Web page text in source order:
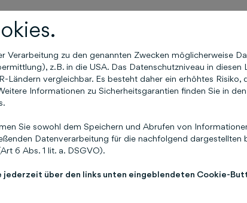
Konferenz für betriebliche Mobilität richtet
Mobilität befassen. Das Konzept ist
gibt, die sämtliche Aspekte der betrieblichen
Plenum für Keynotes, verschiedenen
sowie eine Abendveranstaltung zum
Verarbeitung zu den genannten Zwecken möglicherweise
z.B. in die USA. Das Datenschutzniveau in diesen
vergleichbar. Es besteht daher ein erhöhtes Risiko,
Informationen zu Sicherheitsgarantien finden Sie in den
Sie sowohl dem Speichern und Abrufen von
Datenverarbeitung für die nachfolgend dargestellten
6 Abs. 1 lit. a. DSGVO).
jederzeit über den links unten eingeblendeten Cookie-